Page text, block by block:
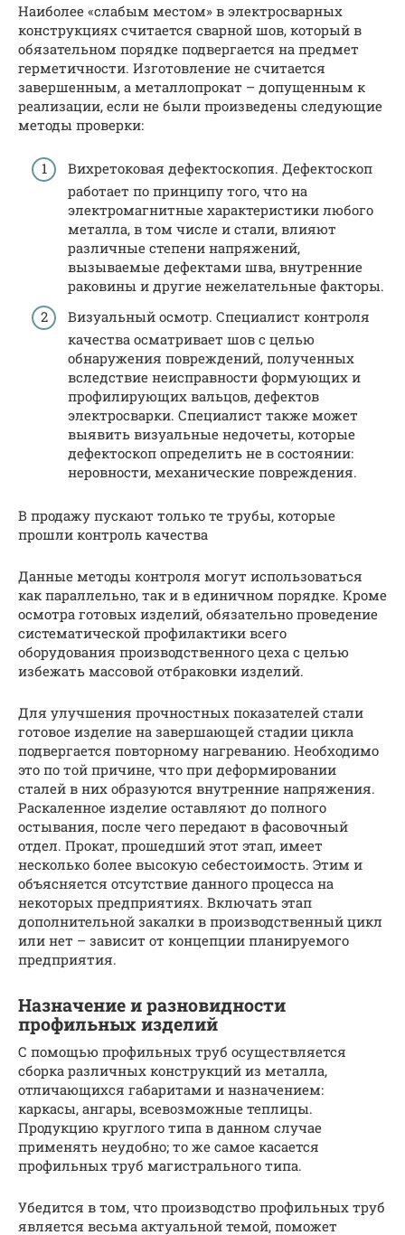
Наиболее «слабым местом» в электросварных
конструкциях считается сварной шов, который в
обязательном порядке подвергается на предмет
герметичности. Изготовление не считается
завершенным, а металлопрокат – допущенным к
реализации, если не были произведены следующие
методы проверки:
Вихретоковая дефектоскопия. Дефектоскоп
работает по принципу того, что на
электромагнитные характеристики любого
металла, в том числе и стали, влияют
различные степени напряжений,
вызываемые дефектами шва, внутренние
раковины и другие нежелательные факторы.
Визуальный осмотр. Специалист контроля
качества осматривает шов с целью
обнаружения повреждений, полученных
вследствие неисправности формующих и
профилирующих вальцов, дефектов
электросварки. Специалист также может
выявить визуальные недочеты, которые
дефектоскоп определить не в состоянии:
неровности, механические повреждения.
В продажу пускают только те трубы, которые
прошли контроль качества
Данные методы контроля могут использоваться
как параллельно, так и в единичном порядке. Кроме
осмотра готовых изделий, обязательно проведение
систематической профилактики всего
оборудования производственного цеха с целью
избежать массовой отбраковки изделий.
Для улучшения прочностных показателей стали
готовое изделие на завершающей стадии цикла
подвергается повторному нагреванию. Необходимо
это по той причине, что при деформировании
сталей в них образуются внутренние напряжения.
Раскаленное изделие оставляют до полного
остывания, после чего передают в фасовочный
отдел. Прокат, прошедший этот этап, имеет
несколько более высокую себестоимость. Этим и
объясняется отсутствие данного процесса на
некоторых предприятиях. Включать этап
дополнительной закалки в производственный цикл
или нет – зависит от концепции планируемого
предприятия.
Назначение и разновидности
профильных изделий
С помощью профильных труб осуществляется
сборка различных конструкций из металла,
отличающихся габаритами и назначением:
каркасы, ангары, всевозможные теплицы.
Продукцию круглого типа в данном случае
применять неудобно; то же самое касается
профильных труб магистрального типа.
Убедится в том, что производство профильных труб
является весьма актуальной темой, поможет